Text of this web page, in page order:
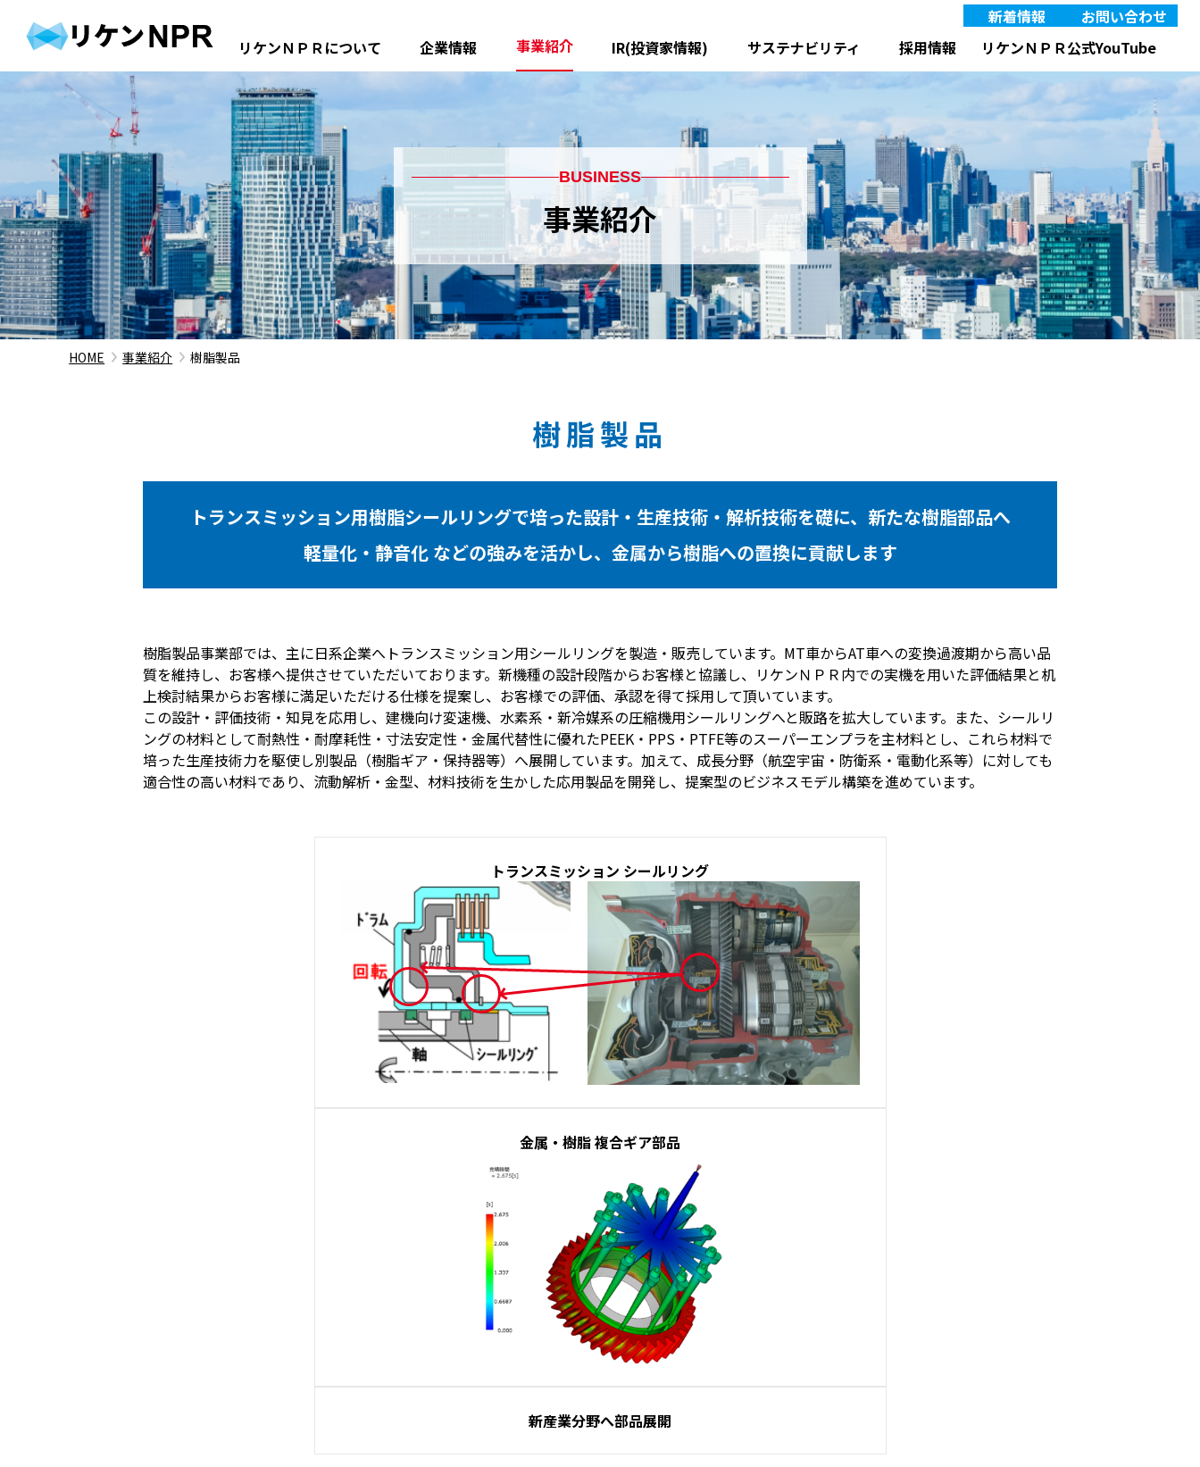
リケンＮＰＲについて 企業情報
企業情報
メッセージ
会社概要
グループ会社一覧(国内)
グループ会社一覧(海外)
事業紹介
事業紹介
ピストンリング 船舶・産業用製品
樹脂製品
熱エンジニアリング
金属射出成形品
表面処理技術
電動ユニット製品
機能性樹脂製品
磁性材製品
チタン・タンタル合金
医療・災害救急医療
RV関係用品
IR(投資家情報)
IR情報
IR ニュース
業績・財務データ
電子公告
免責事項
サステナビリティ 採用情報
新着情報 IRニュース
お問い合わせ
JP EN
リケンＮＰＲ公式YouTube
BUSINESS
事業紹介
HOME 事業紹介 樹脂製品
樹脂製品
トランスミッション用樹脂シールリングで培った設計・生産技術・解析技術を礎に、新たな樹脂部品へ
軽量化・静音化 などの強みを活かし、金属から樹脂への置換に貢献します
樹脂製品事業部では、主に日系企業へトランスミッション用シールリングを製造・販売しています。MT車からAT車への変換過渡期から高い品
質を維持し、お客様へ提供させていただいております。新機種の設計段階からお客様と協議し、リケンＮＰＲ内での実機を用いた評価結果と机
上検討結果からお客様に満足いただける仕様を提案し、お客様での評価、承認を得て採用して頂いています。
この設計・評価技術・知見を応用し、建機向け変速機、水素系・新冷媒系の圧縮機用シールリングへと販路を拡大しています。また、シールリ
ングの材料として耐熱性・耐摩耗性・寸法安定性・金属代替性に優れたPEEK・PPS・PTFE等のスーパーエンプラを主材料とし、これら材料で
培った生産技術力を駆使し別製品（樹脂ギア・保持器等）へ展開しています。加えて、成長分野（航空宇宙・防衛系・電動化系等）に対しても
適合性の高い材料であり、流動解析・金型、材料技術を生かした応用製品を開発し、提案型のビジネスモデル構築を進めています。
トランスミッション シールリング
金属・樹脂 複合ギア部品
新産業分野へ部品展開